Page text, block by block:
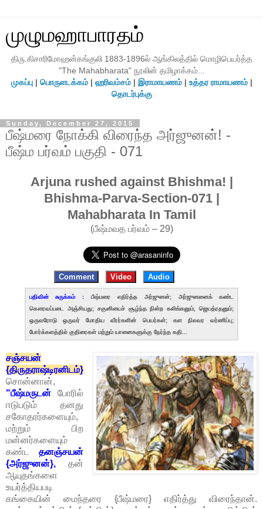
முழுமஹாபாரதம்
திரு.கிசாரிமோஹன்கங்குலி 1883-1896ல் ஆங்கிலத்தில் மொழிபெயர்த்த
"The Mahabharata" நூலின் தமிழாக்கம்...
முகப்பு| பொருளடக்கம்| ஹரிவம்சம்| இராமாயணம்| உத்தர ராமாயணம்|
தொடர்புக்கு
Sunday, December 27, 2015
பீஷ்மரை நோக்கி விரைந்த அர்ஜுனன்! -
பீஷ்ம பர்வம் பகுதி - 071
Arjuna rushed against Bhishma! |
Bhishma-Parva-Section-071 |
Mahabharata In Tamil
(பீஷ்மவத பர்வம் – 29)
Comment Video Audio
பதிவின் சுருக்கம் : பீஷ்மரை எதிர்த்த அர்ஜுனன்; அர்ஜுனனைக் கண்ட
கௌரவப்படை அஞ்சியது; சகுனியைச் சூழ்ந்த நின்ற கலிங்கனும், ஜெயத்ரதனும்;
ஒருவரோடு ஒருவர் மோதிய வீரர்களின் பெயர்கள்; கள நிலவர வர்ணிப்பு;
போர்க்களத்தில் குதிரைகள் மற்றும் யானைகளுக்கு நேர்ந்த கதி...
சஞ்சயன்
{திருதராஷ்டிரனிடம்}
சொன்னான்,
"பீஷ்மருடன் போரில்
ஈடுபடும் தனது
சகோதரர்களையும்,
மற்றும் பிற
மன்னர்களையும்
கண்டதனஞ்சயன்
{அர்ஜுனன்}, தன்
ஆயுதங்களை
உயர்த்தியபடி
கங்கையின் மைந்தரை {பீஷ்மரை} எதிர்த்து விரைந்தான்.